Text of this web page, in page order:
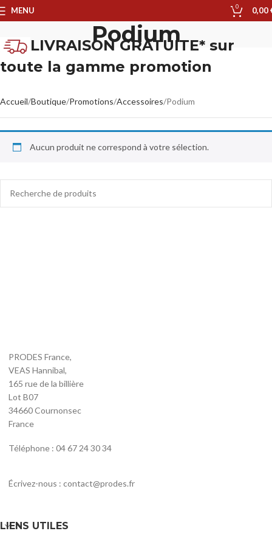
MENU 0 0,00
Podium
LIVRAISON GRATUITE* sur
toute la gamme promotion
Accueil Boutique Promotions Accessoires Podium
Aucun produit ne correspond à votre sélection.
PRODES France,
VEAS Hannibal,
165 rue de la billière
Lot B07
34660 Cournonsec
France
Téléphone : 04 67 24 30 34
Écrivez-nous : contact@prodes.fr
LIENS UTILES